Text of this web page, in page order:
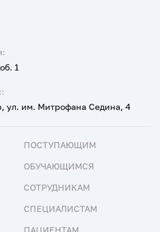
ул. им. Митрофана Седина, 4
1
ПОСТУПАЮЩИМ
ОБУЧАЮЩИМСЯ
СОТРУДНИКАМ
СПЕЦИАЛИСТАМ
ПАЦИЕНТАМ